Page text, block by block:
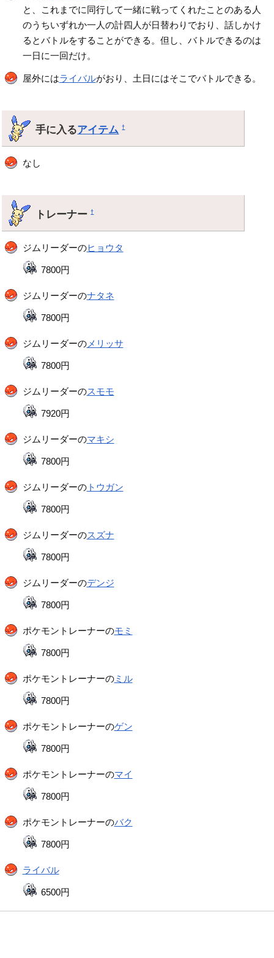
と、これまでに同行して一緒に戦ってくれたことのある人
のうちいずれか一人の計四人が日替わりでおり、話しかけ
るとバトルをすることができる。但し、バトルできるのは
一日に一回だけ。
屋外にはライバルがおり、土日にはそこでバトルできる。
手に入るアイテム †
なし
トレーナー†
ジムリーダーのヒョウタ
7800円
ジムリーダーのナタネ
7800円
ジムリーダーのメリッサ
7800円
ジムリーダーのスモモ
7920円
ジムリーダーのマキシ
7800円
ジムリーダーのトウガン
7800円
ジムリーダーのスズナ
7800円
ジムリーダーのデンジ
7800円
ポケモントレーナーのモミ
7800円
ポケモントレーナーのミル
7800円
ポケモントレーナーのゲン
7800円
ポケモントレーナーのマイ
7800円
ポケモントレーナーのバク
7800円
ライバル
6500円